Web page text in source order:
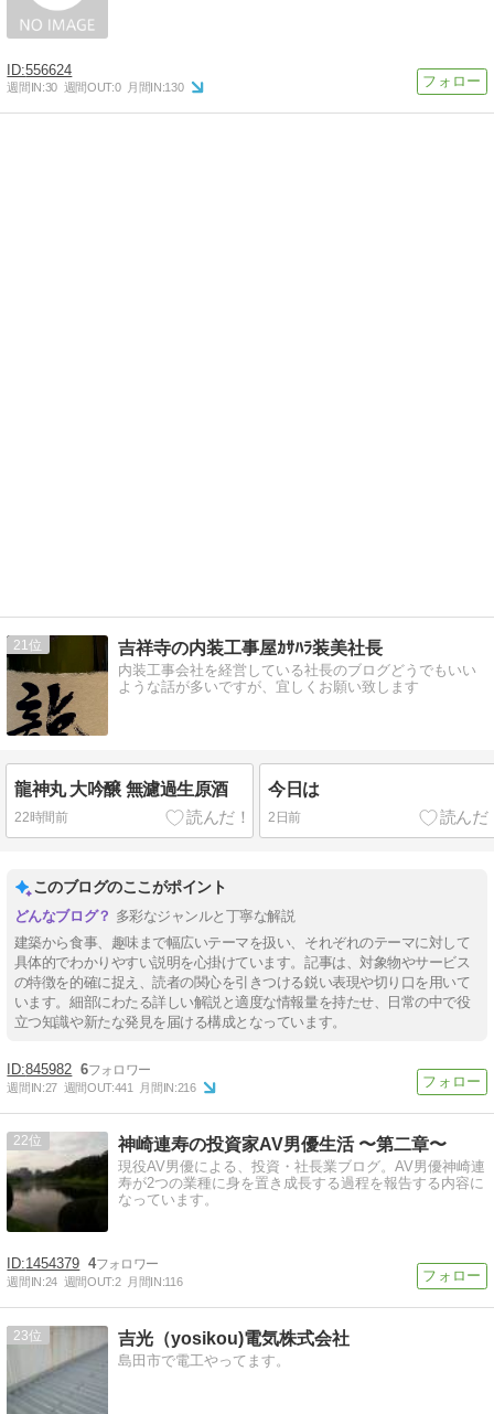
556624
週間IN:30 週間OUT:0 月間IN:130
21 吉祥寺の内装工事屋ｶｻﾊﾗ装美社長
内装工事会社を経営している社長のブログどうでもいい
ような話が多いですが、宜しくお願い致します
龍神丸 大吟醸 無濾過生原酒
22時間前
今日は
2日前
このブログのここがポイント
多彩なジャンルと丁寧な解説
建築から食事、趣味まで幅広いテーマを扱い、それぞれのテーマに対して
具体的でわかりやすい説明を心掛けています。記事は、対象物やサービス
の特徴を的確に捉え、読者の関心を引きつける鋭い表現や切り口を用いて
います。細部にわたる詳しい解説と適度な情報量を持たせ、日常の中で役
立つ知識や新たな発見を届ける構成となっています。
845982 6
週間IN:27 週間OUT:441 月間IN:216
22 神崎連寿の投資家AV男優生活 〜第二章〜
現役AV男優による、投資・社長業ブログ。AV男優神崎連
寿が2つの業種に身を置き成長する過程を報告する内容に
なっています。
1454379 4
週間IN:24 週間OUT:2 月間IN:116
23 吉光（yosikou)電気株式会社
島田市で電工やってます。